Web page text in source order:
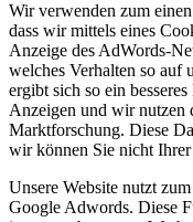
Wir verwenden zum
dass wir mittels eines
Anzeige des AdWords-
welches Verhalten so auf
ergibt sich so ein
Anzeigen und wir nutzen
Marktforschung. Diese
wir können Sie nicht Ihrer
Unsere Website nutzt
Google Adwords. Diese